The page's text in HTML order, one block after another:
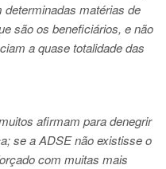
matérias de
são os beneficiários, e não
a quase totalidade das
afirmam para denegrir
se a ADSE não existisse o
com muitas mais